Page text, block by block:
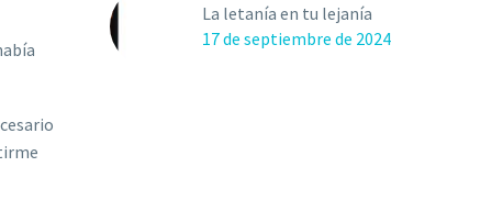
La letanía en tu lejanía
17 de septiembre de 2024